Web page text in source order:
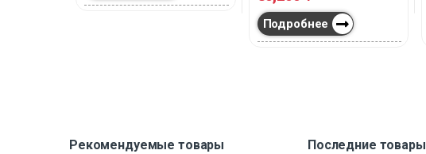
Подробнее
Рекомендуемые товары Последние товары